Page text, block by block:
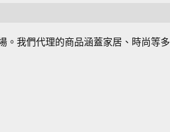
。我們代理的商品涵蓋家居、時尚等多